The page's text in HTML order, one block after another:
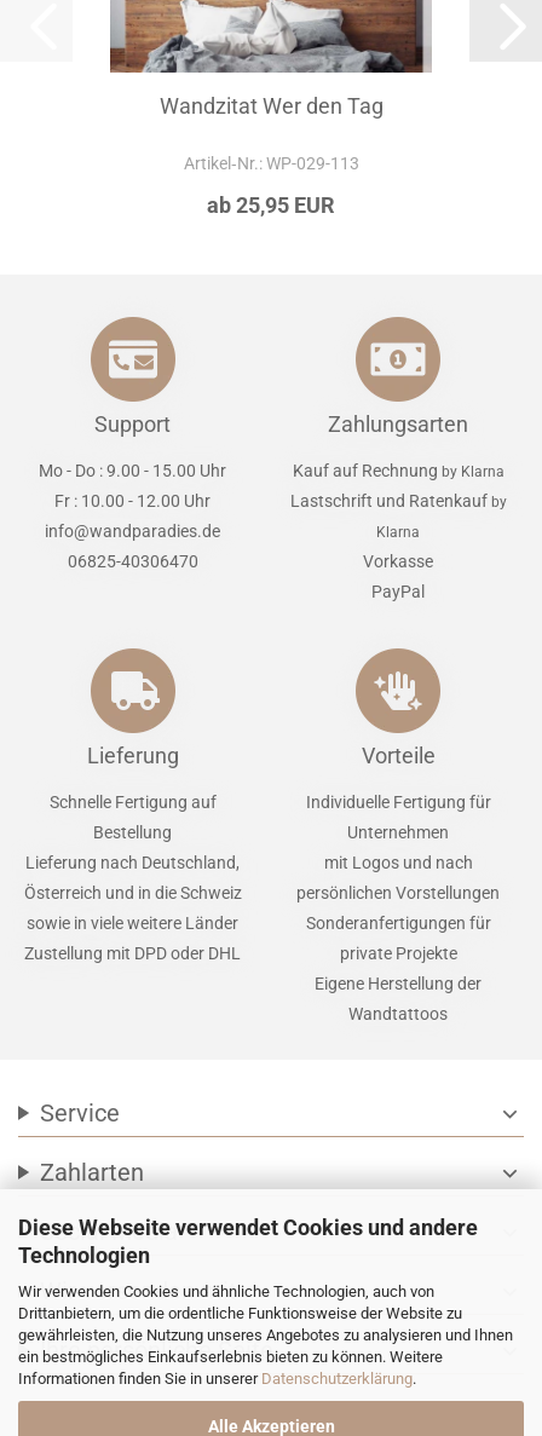
Diese Webseite verwendet Cookies und andere
Technologien
Wir verwenden Cookies und ähnliche Technologien, auch von
Drittanbietern, um die ordentliche Funktionsweise der Website zu
gewährleisten, die Nutzung unseres Angebotes zu analysieren und Ihnen
ein bestmögliches Einkaufserlebnis bieten zu können. Weitere
Informationen finden Sie in unserer Datenschutzerklärung.
Alle Akzeptieren
Wandzitat Wer den Tag
Artikel‑Nr.: WP-029-113
ab 25,95 EUR
Support
Mo - Do : 9.00 - 15.00 Uhr
Fr : 10.00 - 12.00 Uhr
info@wandparadies.de
06825-40306470
Zahlungsarten
Kauf auf Rechnung by Klarna
Lastschrift und Ratenkauf by
Klarna
Vorkasse
PayPal
Lieferung
Schnelle Fertigung auf
Bestellung
Lieferung nach Deutschland,
Österreich und in die Schweiz
sowie in viele weitere Länder
Zustellung mit DPD oder DHL
Vorteile
Individuelle Fertigung für
Unternehmen
mit Logos und nach
persönlichen Vorstellungen
Sonderanfertigungen für
private Projekte
Eigene Herstellung der
Wandtattoos
Service expand_more
Zahlarten expand_more
Social Media
Wir versenden mit
Ihre persönliche Seite